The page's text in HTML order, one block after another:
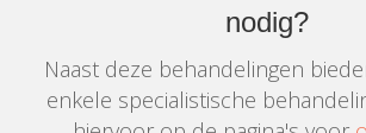
nodig?
Naast deze behandelingen
enkele specialistische